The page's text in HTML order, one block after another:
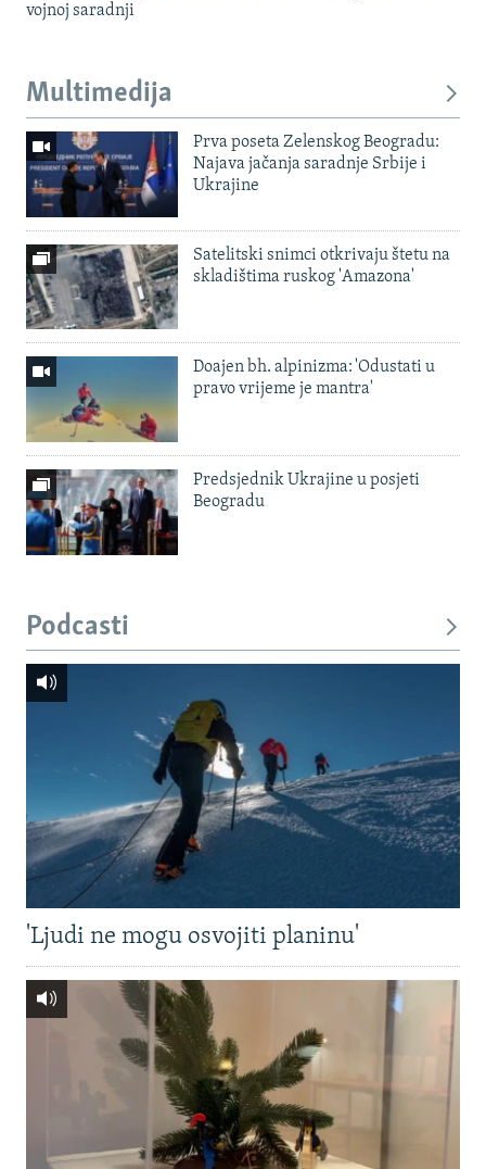
vojnoj saradnji
Multimedija
Prva poseta Zelenskog Beogradu:
Najava jačanja saradnje Srbije i
Ukrajine
Satelitski snimci otkrivaju štetu na
skladištima ruskog 'Amazona'
Doajen bh. alpinizma: 'Odustati u
pravo vrijeme je mantra'
Predsjednik Ukrajine u posjeti
Beogradu
Podcasti
'Ljudi ne mogu osvojiti planinu'